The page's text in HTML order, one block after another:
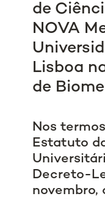
de
NOVA
Lisboa
de
Nos
Estatuto
Decreto-
novembro,